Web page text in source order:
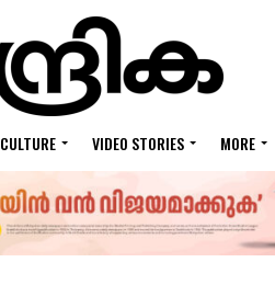
CULTURE VIDEO STORIES MORE